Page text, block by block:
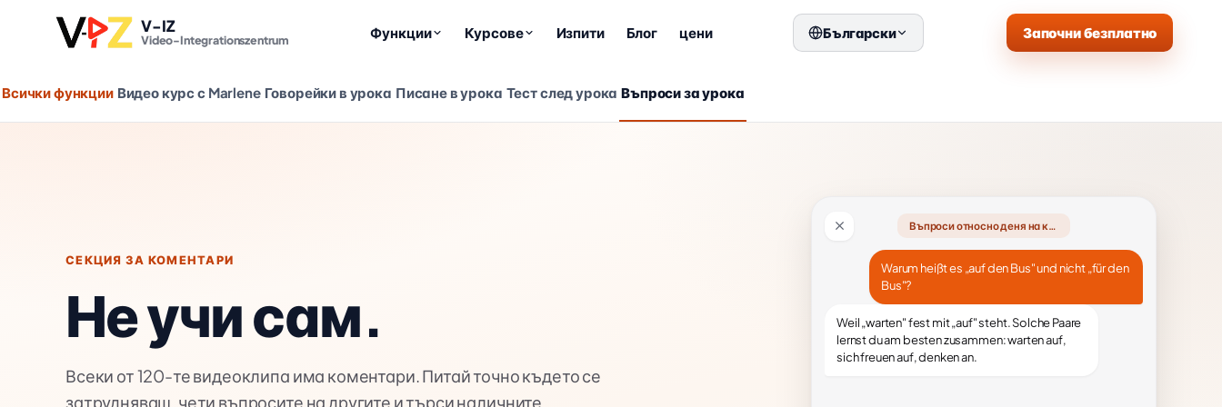
V-IZ
Video-Integrationszentrum Български
Функции Курсове Изпити Блог цени Започни безплатно
Всички функции Видео курс с Marlene Говорейки в урока Писане в урока Тест след урока Въпроси за урока
СЕКЦИЯ ЗА КОМЕНТАРИ
Не учи сам.
Всеки от 120-те видеоклипа има коментари. Питай точно където се
затрудняваш, чети въпросите на другите и търси наличните
Въпроси относно деня на курса
Warum heißt es „auf den Bus" und nicht „für den
Bus"?
Weil „warten" fest mit „auf" steht. Solche Paare
lernst du am besten zusammen: warten auf,
sich freuen auf, denken an.